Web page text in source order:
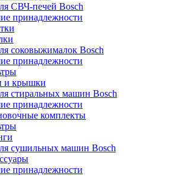
СВЧ-печей Bosch
принадлежности
соковыжималок Bosch
принадлежности
и крышки
стиральных машин Bosch
принадлежности
комплекты
сушильных машин Bosch
принадлежности